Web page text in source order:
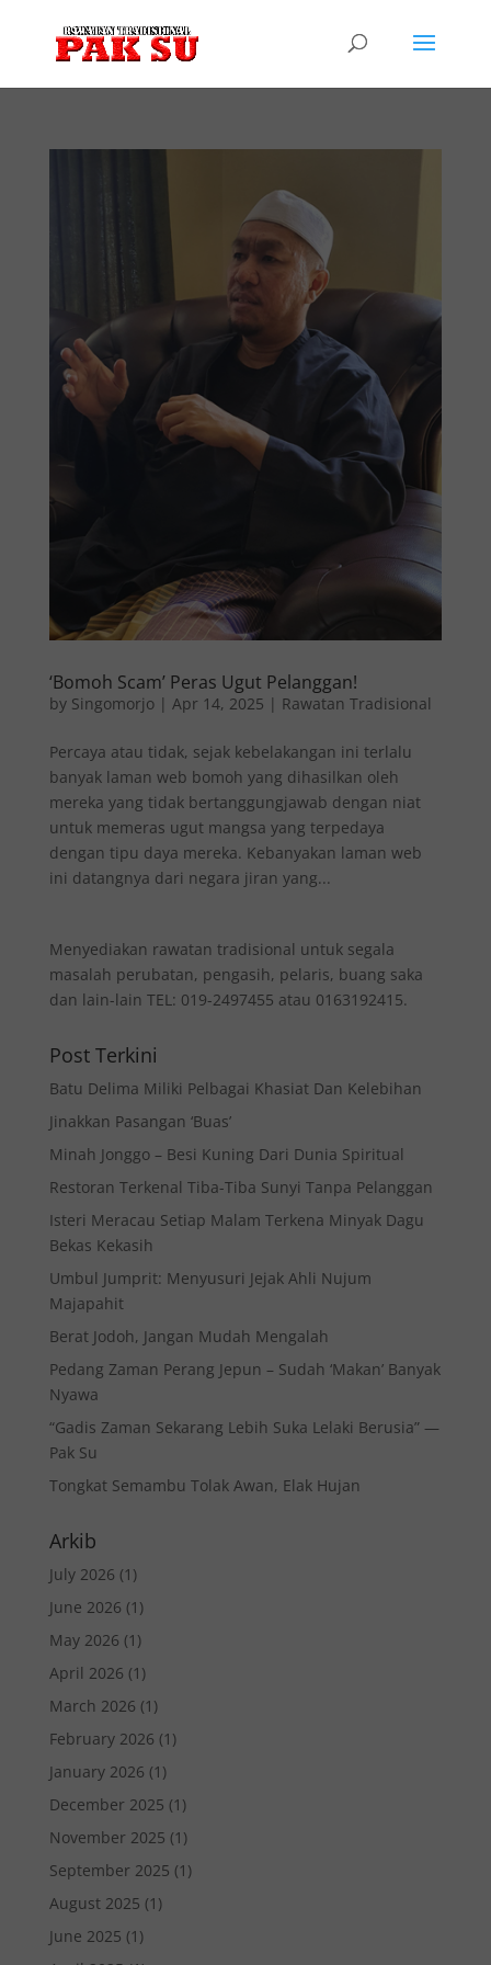
‘Bomoh Scam’ Peras Ugut Pelanggan!
by Singomorjo| Apr 14, 2025 | Rawatan Tradisional
Percaya atau tidak, sejak kebelakangan ini terlalu
banyak laman web bomoh yang dihasilkan oleh
mereka yang tidak bertanggungjawab dengan niat
untuk memeras ugut mangsa yang terpedaya
dengan tipu daya mereka. Kebanyakan laman web
ini datangnya dari negara jiran yang...
Menyediakan rawatan tradisional untuk segala
masalah perubatan, pengasih, pelaris, buang saka
dan lain-lain TEL: 019-2497455 atau 0163192415.
Post Terkini
Batu Delima Miliki Pelbagai Khasiat Dan Kelebihan
Jinakkan Pasangan ‘Buas’
Minah Jonggo – Besi Kuning Dari Dunia Spiritual
Restoran Terkenal Tiba-Tiba Sunyi Tanpa Pelanggan
Isteri Meracau Setiap Malam Terkena Minyak Dagu
Bekas Kekasih
Umbul Jumprit: Menyusuri Jejak Ahli Nujum
Majapahit
Berat Jodoh, Jangan Mudah Mengalah
Pedang Zaman Perang Jepun – Sudah ‘Makan’ Banyak
Nyawa
“Gadis Zaman Sekarang Lebih Suka Lelaki Berusia” —
Pak Su
Tongkat Semambu Tolak Awan, Elak Hujan
Arkib
July 2026 (1)
June 2026 (1)
May 2026 (1)
April 2026 (1)
March 2026 (1)
February 2026 (1)
January 2026 (1)
December 2025 (1)
November 2025 (1)
September 2025 (1)
August 2025 (1)
June 2025 (1)